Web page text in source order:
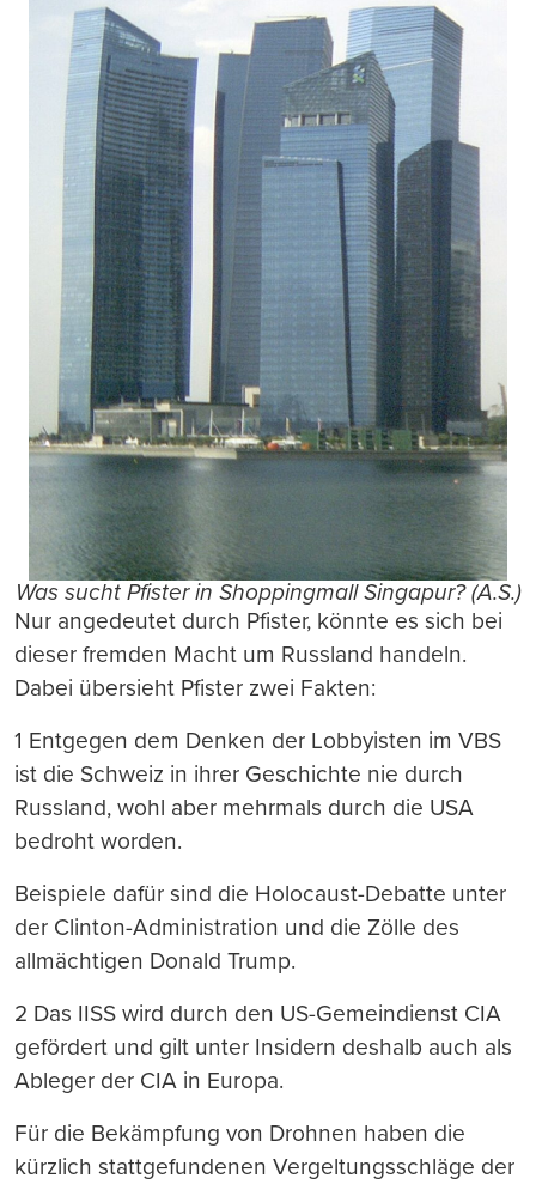
Was sucht Pfister in Shoppingmall Singapur? (A.S.)
Nur angedeutet durch Pfister, könnte es sich bei
dieser fremden Macht um Russland handeln.
Dabei übersieht Pfister zwei Fakten:
1 Entgegen dem Denken der Lobbyisten im VBS
ist die Schweiz in ihrer Geschichte nie durch
Russland, wohl aber mehrmals durch die USA
bedroht worden.
Beispiele dafür sind die Holocaust-Debatte unter
der Clinton-Administration und die Zölle des
allmächtigen Donald Trump.
2 Das IISS wird durch den US-Gemeindienst CIA
gefördert und gilt unter Insidern deshalb auch als
Ableger der CIA in Europa.
Für die Bekämpfung von Drohnen haben die
kürzlich stattgefundenen Vergeltungsschläge der